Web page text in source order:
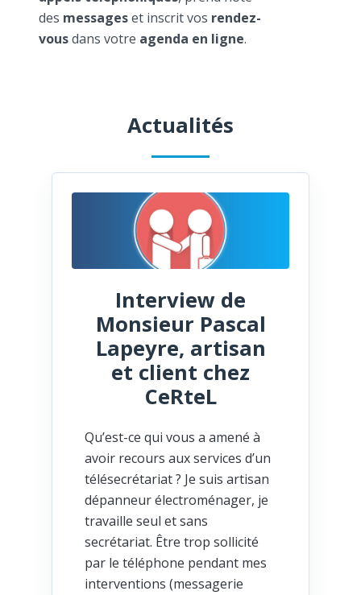
des messageset inscrit vos rendez-
vousdans votre agenda en ligne.
Actualités
Interview de
Monsieur Pascal
Lapeyre, artisan
et client chez
CeRteL
Qu’est-ce qui vous a amené à
avoir recours aux services d’un
télésecrétariat ? Je suis artisan
dépanneur électroménager, je
travaille seul et sans
secrétariat. Être trop sollicité
par le téléphone pendant mes
interventions (messagerie